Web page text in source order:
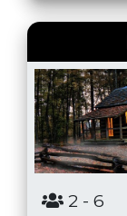
2 - 6